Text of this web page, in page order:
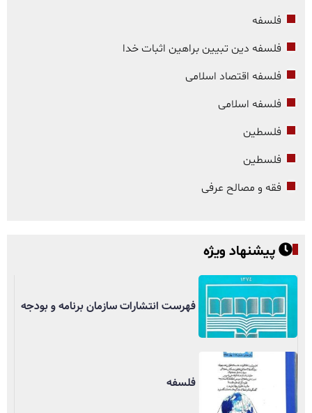
فلسفه
فلسفه دین تبیین براهین اثبات خدا
فلسفه اقتصاد اسلامی
فلسفه اسلامی
فلسطین
فلسطین
فقه و مصالح عرفی
پیشنهاد ویژه
فهرست انتشارات سازمان برنامه و بودجه
فلسفه